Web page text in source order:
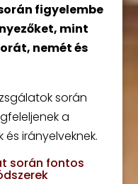
figyelembe
mint
nemét és
során
a
irányelveknek.
során fontos